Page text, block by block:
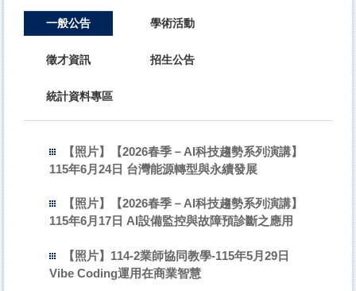
一般公告 學術活動
徵才資訊 招生公告
統計資料專區
【照片】【2026春季－AI科技趨勢系列演講】
115年6月24日 台灣能源轉型與永續發展
【照片】【2026春季－AI科技趨勢系列演講】
115年6月17日 AI設備監控與故障預診斷之應用
【照片】114-2業師協同教學-115年5月29日
Vibe Coding運用在商業智慧